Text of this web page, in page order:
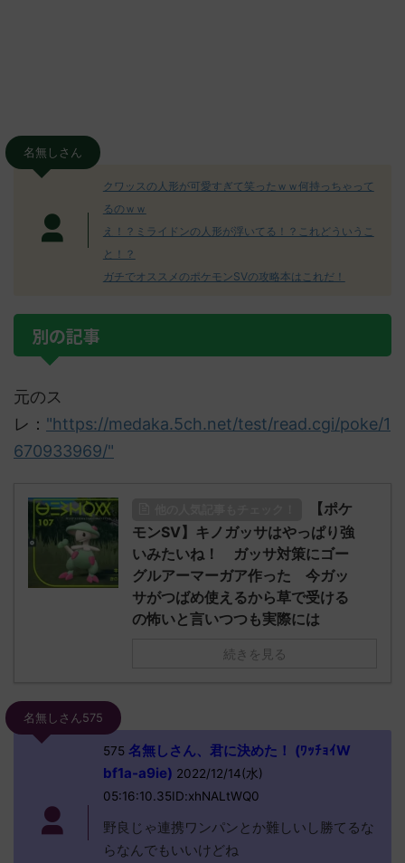
名無しさん
クワッスの人形が可愛すぎて笑ったｗｗ何持っちゃって
るのｗｗ
え！？ミライドンの人形が浮いてる！？これどういうこ
と！？
ガチでオススメのポケモンSVの攻略本はこれだ！
別の記事
元のス
レ： "https://medaka.5ch.net/test/read.cgi/poke/1
670933969/"
【ポケ
モンSV】キノガッサはやっぱり強
いみたいね！ ガッサ対策にゴー
グルアーマーガア作った 今ガッ
サがつばめ使えるから草で受ける
の怖いと言いつつも実際には
続きを見る
名無しさん575
575名無しさん、君に決めた！ (ﾜｯﾁｮｲW
bf1a-a9ie) 2022/12/14(水)
05:16:10.35ID:xhNALtWQ0
野良じゃ連携ワンパンとか難しいし勝てるな
らなんでもいいけどね